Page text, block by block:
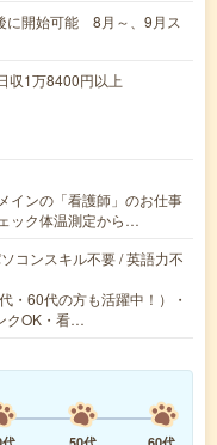
開始可能 8月～、9月ス
1万8400円以上
インの「看護師」のお仕事
ック体温測定から…
コンスキル不要 / 英語力不
60代の方も活躍中！）・
クOK・看…